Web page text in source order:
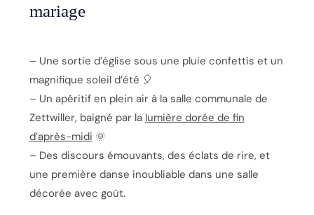
mariage
– Une sortie d’église sous une pluie confettis et un
magnifique soleil d’été 🎈
– Un apéritif en plein air à la salle communale de
Zettwiller, baigné par la lumière dorée de fin
d’après-midi 🌞
– Des discours émouvants, des éclats de rire, et
une première danse inoubliable dans une salle
décorée avec goût.